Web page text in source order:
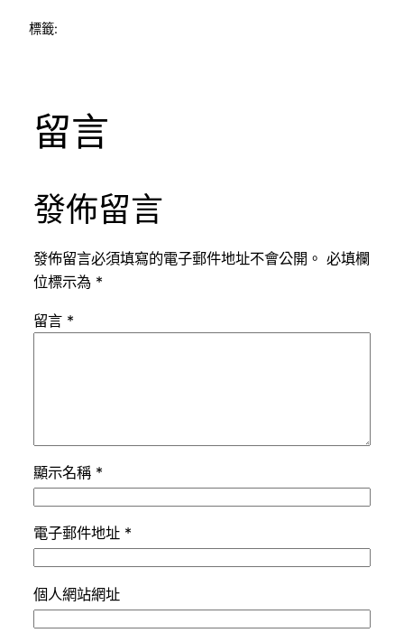
標籤:
留言
發佈留言
發佈留言必須填寫的電子郵件地址不會公開。 必填欄
位標示為 *
留言 *
顯示名稱 *
電子郵件地址 *
個人網站網址